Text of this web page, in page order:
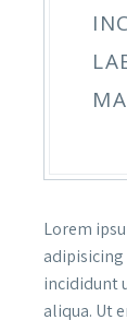
Lorem
incididunt
aliqua. Ut